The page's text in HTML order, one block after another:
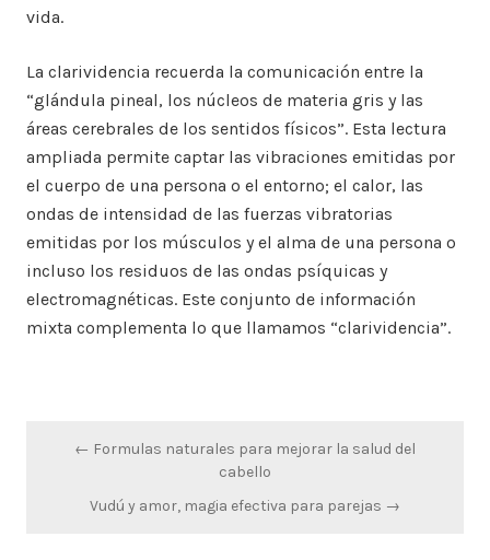
vida.
La clarividencia recuerda la comunicación entre la
“glándula pineal, los núcleos de materia gris y las
áreas cerebrales de los sentidos físicos”. Esta lectura
ampliada permite captar las vibraciones emitidas por
el cuerpo de una persona o el entorno; el calor, las
ondas de intensidad de las fuerzas vibratorias
emitidas por los músculos y el alma de una persona o
incluso los residuos de las ondas psíquicas y
electromagnéticas. Este conjunto de información
mixta complementa lo que llamamos “clarividencia”.
Navegación
entradas
← Formulas naturales para mejorar la salud del
cabello
Vudú y amor, magia efectiva para parejas →